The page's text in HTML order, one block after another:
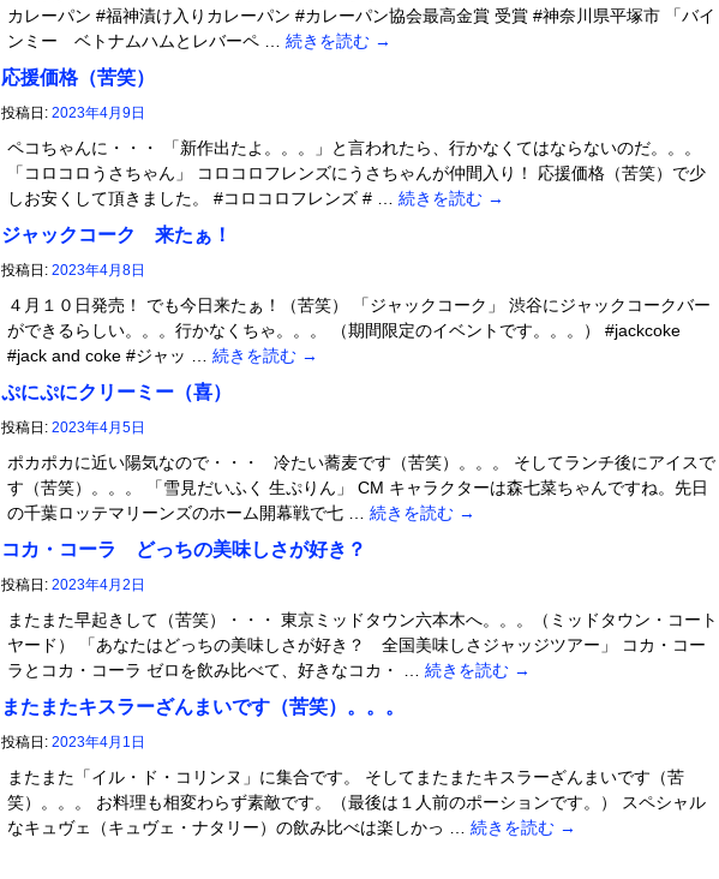
カレーパン #福神漬け入りカレーパン #カレーパン協会最高金賞 受賞 #神奈川県平塚市 「バイ
ンミー ベトナムハムとレバーペ … 続きを読む →
応援価格（苦笑）
投稿日: 2023年4月9日
ペコちゃんに・・・ 「新作出たよ。。。」と言われたら、行かなくてはならないのだ。。。
「コロコロうさちゃん」 コロコロフレンズにうさちゃんが仲間入り！ 応援価格（苦笑）で少
しお安くして頂きました。 #コロコロフレンズ # … 続きを読む →
ジャックコーク 来たぁ！
投稿日: 2023年4月8日
４月１０日発売！ でも今日来たぁ！（苦笑） 「ジャックコーク」 渋谷にジャックコークバー
ができるらしい。。。行かなくちゃ。。。 （期間限定のイベントです。。。） #jackcoke
#jack and coke #ジャッ … 続きを読む →
ぷにぷにクリーミー（喜）
投稿日: 2023年4月5日
ポカポカに近い陽気なので・・・ 冷たい蕎麦です（苦笑）。。。 そしてランチ後にアイスで
す（苦笑）。。。 「雪見だいふく 生ぷりん」 CM キャラクターは森七菜ちゃんですね。先日
の千葉ロッテマリーンズのホーム開幕戦で七 … 続きを読む →
コカ・コーラ どっちの美味しさが好き？
投稿日: 2023年4月2日
またまた早起きして（苦笑）・・・ 東京ミッドタウン六本木へ。。。（ミッドタウン・コート
ヤード） 「あなたはどっちの美味しさが好き？ 全国美味しさジャッジツアー」 コカ・コー
ラとコカ・コーラ ゼロを飲み比べて、好きなコカ・ … 続きを読む →
またまたキスラーざんまいです（苦笑）。。。
投稿日: 2023年4月1日
またまた「イル・ド・コリンヌ」に集合です。 そしてまたまたキスラーざんまいです（苦
笑）。。。 お料理も相変わらず素敵です。（最後は１人前のポーションです。） スペシャル
なキュヴェ（キュヴェ・ナタリー）の飲み比べは楽しかっ … 続きを読む →